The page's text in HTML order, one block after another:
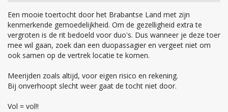
Een mooie toertocht door het Brabantse Land met zijn
kenmerkende gemoedelijkheid. Om de gezelligheid extra te
vergroten is de rit bedoeld voor duo's. Dus wanneer je deze toer
mee wil gaan, zoek dan een duopassagier en vergeet niet om
ook samen op de vertrek locatie te komen.
Meerijden zoals altijd, voor eigen risico en rekening.
Bij onverhoopt slecht weer gaat de tocht niet door.
Vol = vol!!